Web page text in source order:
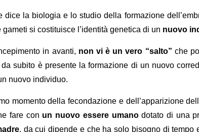
dice la biologia e lo studio della formazione
gameti si costituisce l’identità genetica di un nuovo
in avanti, non vi è un vero “salto” che
subito è presente la formazione di un nuovo
nuovo individuo.
momento della fecondazione e dell’apparizione
fare con un nuovo essere umanodotato di una
, da cui dipende e che ha solo bisogno di tempo